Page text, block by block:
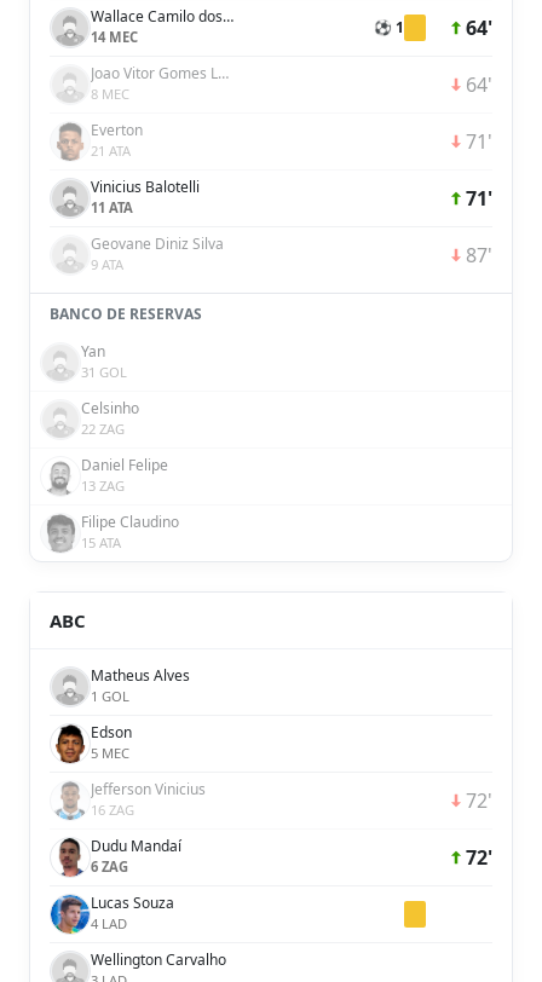
Wallace Camilo dos Santos Leandro
14 MEC ⚽ 1 64'
Joao Vitor Gomes Lucio da Silva
8 MEC 64'
Everton
21 ATA 71'
Vinicius Balotelli
11 ATA 71'
Geovane Diniz Silva
9 ATA 87'
BANCO DE RESERVAS
Yan
31 GOL
Celsinho
22 ZAG
Daniel Felipe
13 ZAG
Filipe Claudino
15 ATA
ABC
Matheus Alves
1 GOL
Edson
5 MEC
Jefferson Vinicius
16 ZAG 72'
Dudu Mandaí
6 ZAG 72'
Lucas Souza
4 LAD
Wellington Carvalho